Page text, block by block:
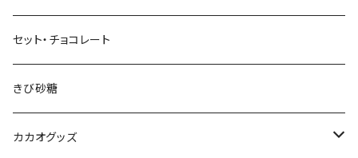
Senor Cacao セニョールカカオ
Tayutic タユティック
Cocoa Vintage ココア ヴィンテージ
板チョコレート
コーティング チョコ
ペーストチョコレート
セット・チョコレート
きび砂糖
カカオグッズ